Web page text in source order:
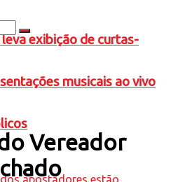
exibição de curtas-
musicais ao vivo
Vereador